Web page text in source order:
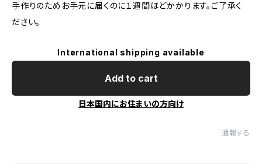
手作りのためお手元に届くのに１週間ほどかかります。ご了承く
ださい。
International shipping available
Add to cart
日本国内にお住まいの方向け
通報する